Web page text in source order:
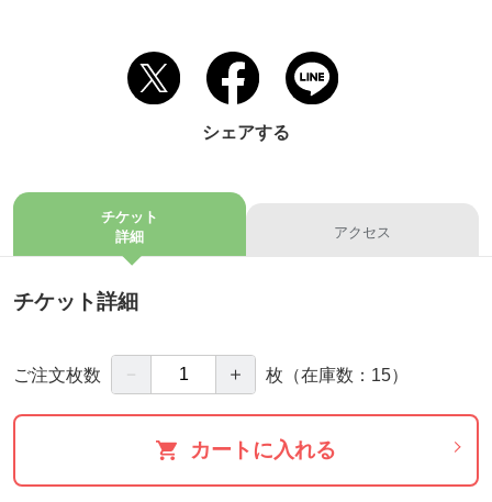
シェアする
チケット
詳細
アクセス
チケット詳細
ご注文枚数 － ＋ 枚 （在庫数：15）
カートに入れる